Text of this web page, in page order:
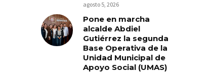
agosto 5, 2026
Pone en marcha
alcalde Abdiel
Gutiérrez la segunda
Base Operativa de la
Unidad Municipal de
Apoyo Social (UMAS)